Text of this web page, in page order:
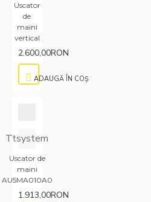
Uscator
de
maini
vertical
2.600,00RON
ADAUGĂ ÎN COŞ
Ttsystem
Uscator de
maini
AU5MA010A0
1.913,00RON